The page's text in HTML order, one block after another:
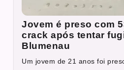
Jovem é preso com
crack após tentar
Blumenau
Um jovem de 21 anos foi